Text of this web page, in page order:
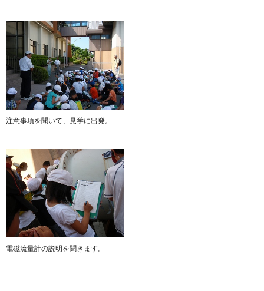
注意事項を聞いて、見学に出発。
電磁流量計の説明を聞きます。